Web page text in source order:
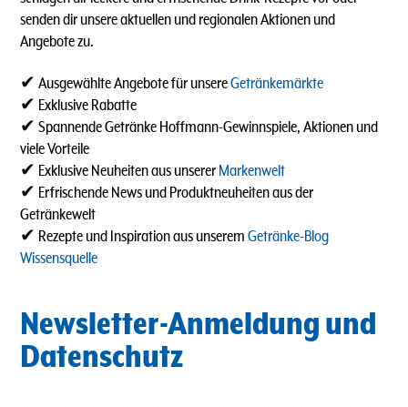
senden dir unsere aktuellen und regionalen Aktionen und
Angebote zu.
✔ Ausgewählte Angebote für unsereGetränkemärkte
✔ Exklusive Rabatte
✔ Spannende Getränke Hoffmann-Gewinnspiele, Aktionen und
viele Vorteile
✔ Exklusive Neuheiten aus unserer Markenwelt
✔ Erfrischende News und Produktneuheiten aus der
Getränkewelt
✔ Rezepte und Inspiration aus unserem Getränke-Blog
Wissensquelle
Newsletter-Anmeldung und
Datenschutz